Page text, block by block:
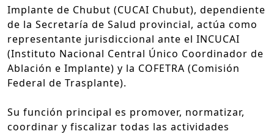
Implante de Chubut (CUCAI Chubut), dependiente
de la Secretaría de Salud provincial, actúa como
representante jurisdiccional ante el INCUCAI
(Instituto Nacional Central Único Coordinador de
Ablación e Implante) y la COFETRA (Comisión
Federal de Trasplante).
Su función principal es promover, normatizar,
coordinar y fiscalizar todas las actividades